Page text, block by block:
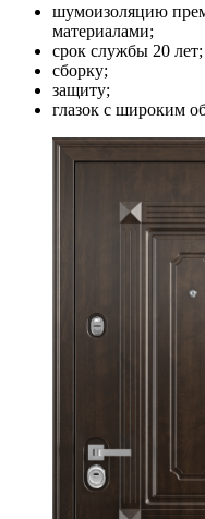
шумоизоляцию
материалами;
срок службы 20 лет;
сборку;
защиту;
глазок с широким